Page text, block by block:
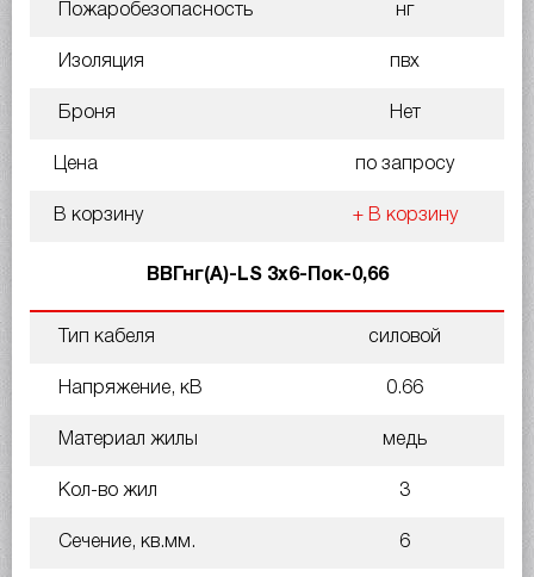
Пожаробезопасность нг
Изоляция пвх
Броня Нет
Цена по запросу
В корзину + В корзину
ВВГнг(A)-LS 3х6-Пок-0,66
Тип кабеля силовой
Напряжение, кВ 0.66
Материал жилы медь
Кол-во жил 3
Сечение, кв.мм. 6